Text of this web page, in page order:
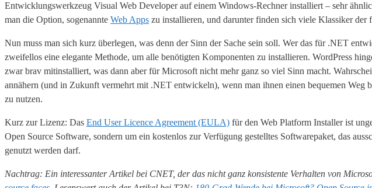
Entwicklungswerkzeug Visual Web Developer auf einem Windows-Rechner installiert – sehr
man die Option, sogenannte Web Apps zu installieren, und darunter finden sich viele Klassiker
Nun muss man sich kurz überlegen, was denn der Sinn der Sache sein soll. Wer das für .NET
zweifellos eine elegante Methode, um alle benötigten Komponenten zu installieren. WordPress
zwar brav mitinstalliert, was dann aber für Microsoft nicht mehr ganz so viel Sinn macht.
annähern (und in Zukunft vermehrt mit .NET entwickeln), wenn man ihnen einen bequemen Weg
zu nutzen.
Kurz zur Lizenz: Das End User Licence Agreement (EULA) für den Web Platform Installer ist
Open Source Software, sondern um ein kostenlos zur Verfügung gestelltes Softwarepaket, das
genutzt werden darf.
Nachtrag: Ein interessanter Artikel bei CNET, der das nicht ganz konsistente Verhalten von